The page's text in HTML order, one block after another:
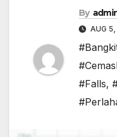
By
AUG
#Falls,